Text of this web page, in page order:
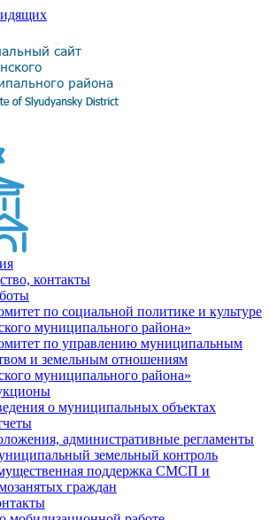
контакты
по социальной политике и культуре
муниципального района»
по управлению муниципальным
и земельным отношениям
муниципального района»
о муниципальных объектах
административные регламенты
земельный контроль
поддержка СМСП и
граждан